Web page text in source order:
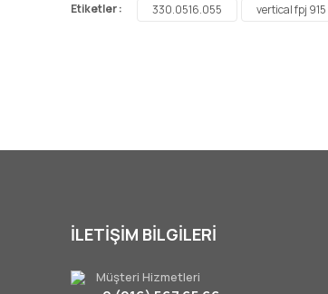
Etiketler : 330.0516.055 vertical fpj
İLETİŞİM BİLGİLERİ
Müşteri Hizmetleri